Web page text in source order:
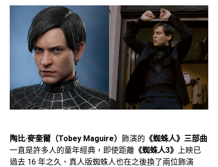
陶比·麥奎爾（Tobey Maguire） 飾演的 《蜘蛛人》三部曲
一直是許多人的童年經典，即使距離 《蜘蛛人3》
上映已
過去 16 年之久、真人版蜘蛛人也在之後換了兩位飾演